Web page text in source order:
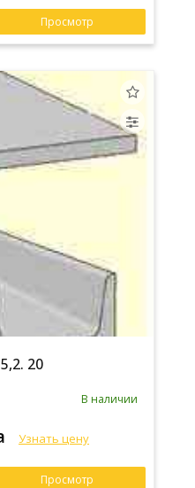
Просмотр
20
В наличии
Узнать цену
Просмотр